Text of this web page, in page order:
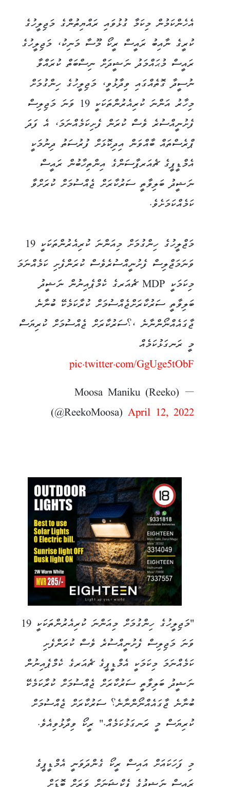
އެހެންކަމުން މިކަމާ ގުޅުވައި ރައްޔިތުންގެ މަޖިލީހުގެ
ކުރީގެ ނާއިބު ރައީސް ރީކޯ މޫސާ މަނިކު، މަޖިލީހުގެ
ރައީސް މުޙައްމަދު ނަޝީދަށް ނިސްބަތް ކުރައްވާ
ނުސީދާ ގޮތެއްގައި ވިދާޅުވީ، މަޖިލީހުގެ ހިންގުމަށް
މިހާރު އަންނަ ކުރިއެރުންތަކަކީ 19 ވަނަ މަޖިލިސް
ފެށުނީއްސުރެ ވެސް ކުރަން ފެށިކަމެއްނަމަ، އެ ފަދަ
ޕްރެސްތައް ބާއްވަން އިދިކޮޅަށް ފުރުސަތު ދިނުމަކީ
އެމްޑީޕީގެ ޗެއަރޕާސަންގެ އިންތިހާބުން ރައީސް
ނަޝީދު ބަލިވާތީ ސަރުކާރަށް ޖެއްސުމަށް ކުރަށްވާ
ކަމެއްކަމަށެވެ.
މަޖްލީހުގެ ހިންގުމަށް މިއަންނަ ކުރިއެރުންތަކަކީ 19
ވަނަމަޖްލިސް ފެށުނީއްސުރެވެސް ކުރަންފެށި ކަމެއްނަމަ
މިކަމަކީ MDP ޗެއަރގެ ކެމްޕެއިނުން ނަޝީދު
ބަލިވާތީ ސަރުކާރަށްޖެއްސުމަށް ކުރާކަމެކޭ ބުނާނެ
ޖާގައެއްނޯންނާނެ ،؟ސަރުކާރަށް ޖެއްސުމަށް ކުރިޔަސް
މީ ރަނގަޅުކަމެއް
pic.twitter.com/GgUge5tObF
— Moosa Maniku (Reeko)
(@ReekoMoosa) April 12, 2022
"މަޖިލީހުގެ ހިންގުމަށް މިއަންނަ ކުރިއެރުންތަކަކީ 19
ވަނަ މަޖިލިސް ފެށުނީއްސުރެ ވެސް ކުރަންފެށި
ކަމެއްނަމަ މިކަމަކީ އެމްޑީޕީގެ ޗެއަރގެ ކެމްޕެއިނުން
ނަޝީދު ބަލިވާތީ ސަރުކާރަށް ޖެއްސުމަށް ކުރާކަމެކޭ
ބުނާނެ ޖާގައެއްނޯންނާނެ؟ ސަރުކާރަށް ޖެއްސުމަށް
ކުރިޔަސް މީ ރަނގަޅުކަމެއް." ރީކޯ ވިދާޅުވިއެވެ.
މި ފަހަކައަށް އައިސް ރީކޯ ގެންދަވަނީ އެމްޑީޕީގެ